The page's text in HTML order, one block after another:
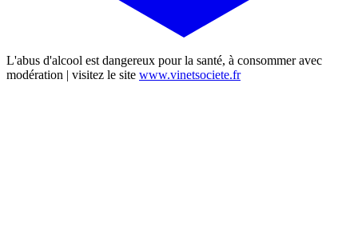
L'abus d'alcool est dangereux pour la santé, à consommer avec
modération | visitez le site www.vinetsociete.fr